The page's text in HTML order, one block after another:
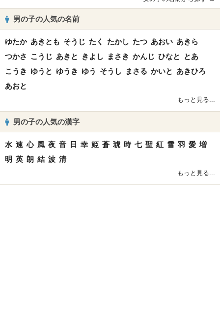
男の子の人気の名前
ゆたか あきとも そうじ たく たかし たつ あおい あきら
つかさ こうじ あきと きよし まさき かんじ ひなと
とあ
こうき ゆうと ゆうき ゆう そうし まさる かいと あきひろ
あおと
もっと見る...
男の子の人気の漢字
水 速 心 風 夜 音 日 幸 姫 蒼 琥 時 七 聖 紅 雪 羽 愛 増
明 英 朗 結 波 清
もっと見る...